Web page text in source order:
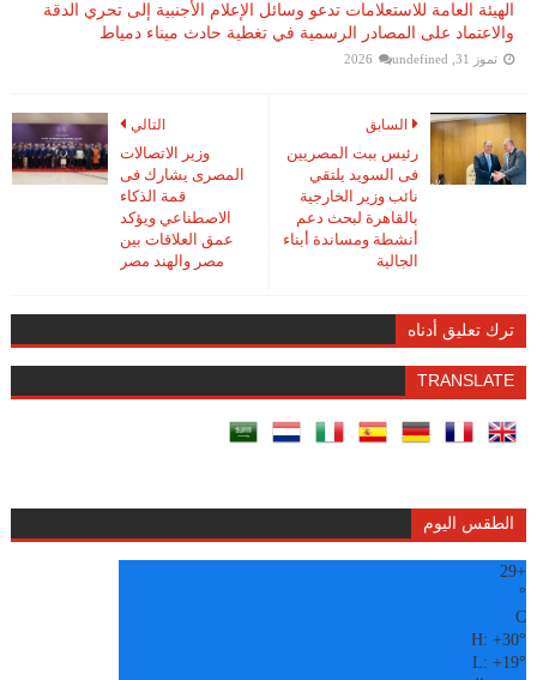
الهيئة العامة للاستعلامات تدعو وسائل الإعلام الأجنبية إلى تحري الدقة
والاعتماد على المصادر الرسمية في تغطية حادث ميناء دمياط
تموز 31, 2026 undefined
التالي
وزير الاتصالات
المصرى يشارك فى
قمة الذكاء
الاصطناعي ويؤكد
عمق العلاقات بين
مصر والهند مصر
السابق
رئيس ببت المصريين
فى السويد يلتقي
نائب وزير الخارجية
بالقاهرة لبحث دعم
أنشطة ومساندة أبناء
الجالية
ترك تعليق أدناه
TRANSLATE
الطقس اليوم
+
29
°
C
H:+30°
L:+19°